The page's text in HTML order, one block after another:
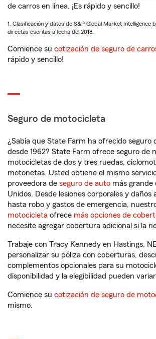
de carros en línea. ¡Es rápido y sencillo!
1. Clasificación y datos de S&P Global Market Intelligence
directas escritas a fecha del 2018.
Comience su cotización de seguro de
rápido y sencillo!
Seguro de motocicleta
¿Sabía que State Farm ha ofrecido seguro
desde 1962? State Farm ofrece seguro de
motocicletas de dos y tres ruedas,
motonetas. Usted obtiene el mismo
proveedora de seguro de auto más grande
Unidos. Desde lesiones corporales y daños
hasta robo y gastos de emergencia,
motocicleta ofrece más opciones de
necesite agregar cobertura adicional si la
Trabaje con Tracy Kennedy en Hastings,
personalizar su póliza con coberturas,
complementos opcionales para su
disponibilidad y la elegibilidad pueden
Comience su cotización de seguro de
mismo.